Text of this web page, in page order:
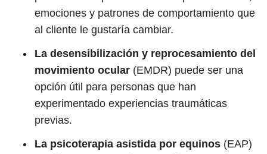
emociones y patrones de comportamiento que
al cliente le gustaría cambiar.
La desensibilización y reprocesamiento del
movimiento ocular (EMDR) puede ser una
opción útil para personas que han
experimentado experiencias traumáticas
previas.
La psicoterapia asistida por equinos (EAP)